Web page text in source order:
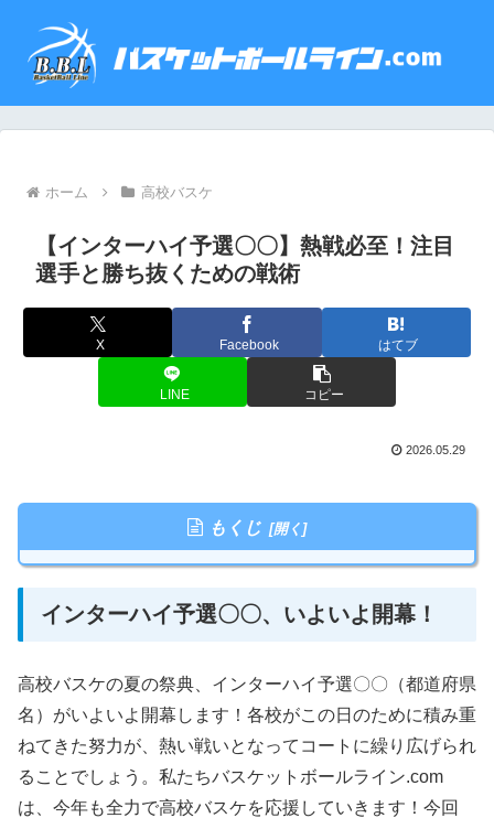
ホーム 高校バスケ
【インターハイ予選〇〇】熱戦必至！注目
選手と勝ち抜くための戦術
X Facebook はてブ
LINE コピー
2026.05.29
もくじ
インターハイ予選〇〇、いよいよ開幕！
高校バスケの夏の祭典、インターハイ予選〇〇（都道府県
名）がいよいよ開幕します！各校がこの日のために積み重
ねてきた努力が、熱い戦いとなってコートに繰り広げられ
ることでしょう。私たちバスケットボールライン.com
は、今年も全力で高校バスケを応援していきます！今回